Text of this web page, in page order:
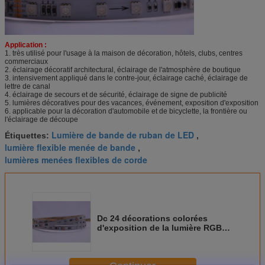
Application :
1. très utilisé pour l'usage à la maison de décoration, hôtels, clubs, centres
commerciaux
2. éclairage décoratif architectural, éclairage de l'atmosphère de boutique
3. intensivement appliqué dans le contre-jour, éclairage caché, éclairage de
lettre de canal
4. éclairage de secours et de sécurité, éclairage de signe de publicité
5. lumières décoratives pour des vacances, événement, exposition d'exposition
6. applicable pour la décoration d'automobile et de bicyclette, la frontière ou
l'éclairage de découpe
Étiquettes: Lumière de bande de ruban de LED ,
lumière flexible menée de bande ,
lumières menées flexibles de corde
Dc 24 décorations colorées
d'exposition de la lumière RGBW